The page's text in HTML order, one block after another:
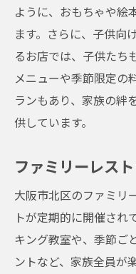
ように、おもちゃや絵
ます。さらに、子供向
るお店では、子供たち
メニューや季節限定の
ランもあり、家族の絆
供しています。
ファミリーレス
大阪市北区のファミリ
トが定期的に開催され
キング教室や、季節ご
ントなど、家族全員が